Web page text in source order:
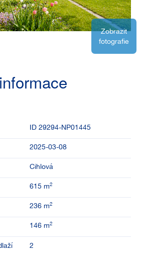
ID 29294-NP01445
2025-03-08
Cihlová
615 m2
236m2
146m2
2